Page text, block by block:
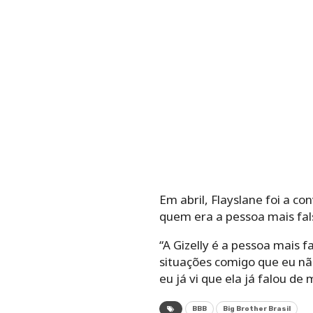
Em abril, Flayslane foi a
quem era a pessoa mais
“A Gizelly é a pessoa
situações comigo que eu
eu já vi que ela já falou de
BBB Big Brother Brasil